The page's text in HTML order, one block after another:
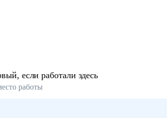
если работали здесь
работы